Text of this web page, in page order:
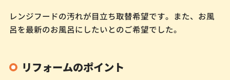
レンジフードの汚れが目立ち取替希望です。また、お風
呂を最新のお風呂にしたいとのご希望でした。
リフォームのポイント